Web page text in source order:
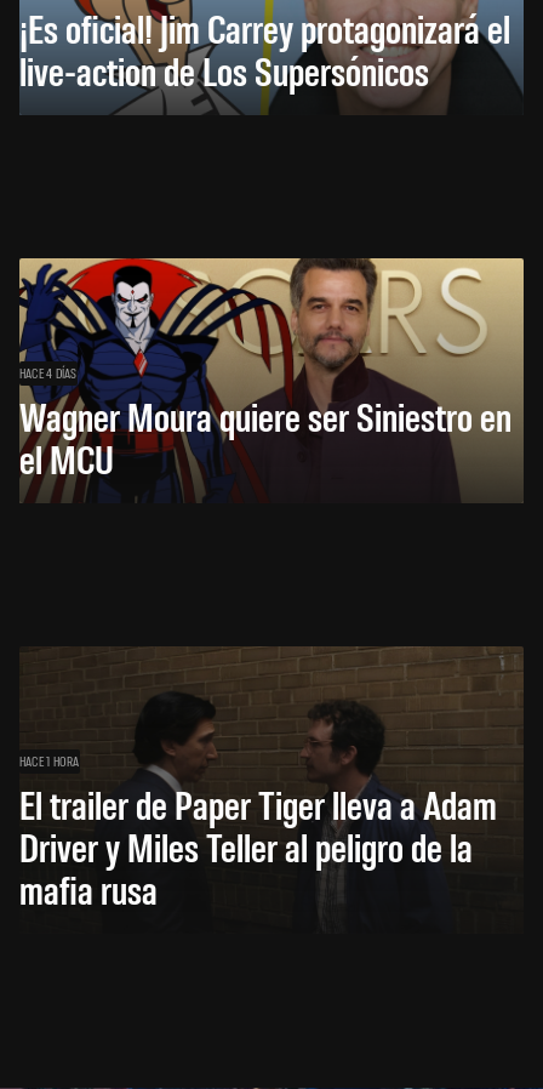
¡Es oficial! Jim Carrey protagonizará el
live-action de Los Supersónicos
HACE 4 DÍAS
Wagner Moura quiere ser Siniestro en
el MCU
HACE 1 HORA
El trailer de Paper Tiger lleva a Adam
Driver y Miles Teller al peligro de la
mafia rusa